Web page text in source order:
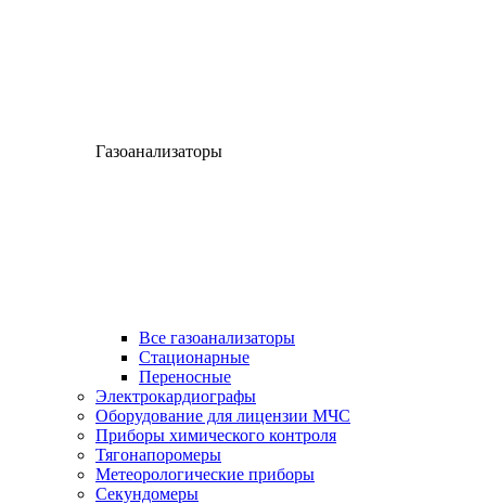
Газоанализаторы
Все газоанализаторы
Cтационарные
Переносные
Электрокардиографы
Оборудование для лицензии МЧС
Приборы химического контроля
Тягонапоромеры
Метеорологические приборы
Секундомеры